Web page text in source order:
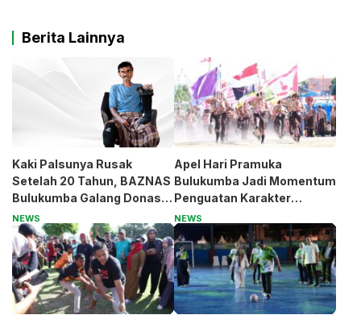
Berita Lainnya
Kaki Palsunya Rusak
Setelah 20 Tahun, BAZNAS
Bulukumba Galang Donasi
untuk Pak Pardi
NEWS
Apel Hari Pramuka
Bulukumba Jadi Momentum
Penguatan Karakter
Generasi Muda
NEWS